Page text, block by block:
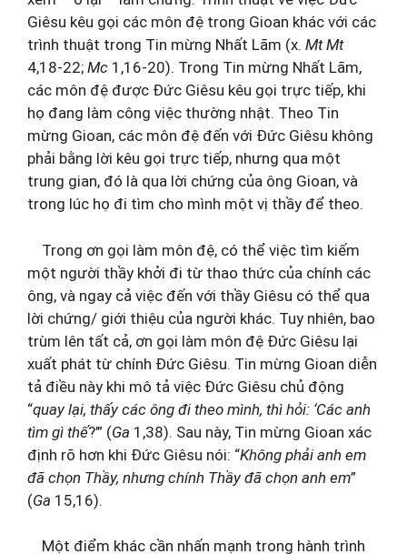
Giêsu kêu gọi các môn đệ trong Gioan khác với các
trình thuật trong Tin mừng Nhất Lãm (x. Mt Mt
4,18-22; Mc 1,16-20). Trong Tin mừng Nhất Lãm,
các môn đệ được Đức Giêsu kêu gọi trực tiếp, khi
họ đang làm công việc thường nhật. Theo Tin
mừng Gioan, các môn đệ đến với Đức Giêsu không
phải bằng lời kêu gọi trực tiếp, nhưng qua một
trung gian, đó là qua lời chứng của ông Gioan, và
trong lúc họ đi tìm cho mình một vị thầy để theo.
Trong ơn gọi làm môn đệ, có thể việc tìm kiếm
một người thầy khởi đi từ thao thức của chính các
ông, và ngay cả việc đến với thầy Giêsu có thể qua
lời chứng/ giới thiệu của người khác. Tuy nhiên, bao
trùm lên tất cả, ơn gọi làm môn đệ Đức Giêsu lại
xuất phát từ chính Đức Giêsu. Tin mừng Gioan diễn
tả điều này khi mô tả việc Đức Giêsu chủ động
“quay lại, thấy các ông đi theo mình, thì hỏi: ‘Các anh
tìm gì thế?’” (Ga 1,38). Sau này, Tin mừng Gioan xác
định rõ hơn khi Đức Giêsu nói: “Không phải anh em
đã chọn Thầy, nhưng chính Thầy đã chọn anh em”
(Ga 15,16).
Một điểm khác cần nhấn mạnh trong hành trình